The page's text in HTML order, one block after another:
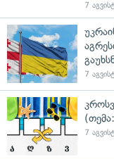
7
7
7